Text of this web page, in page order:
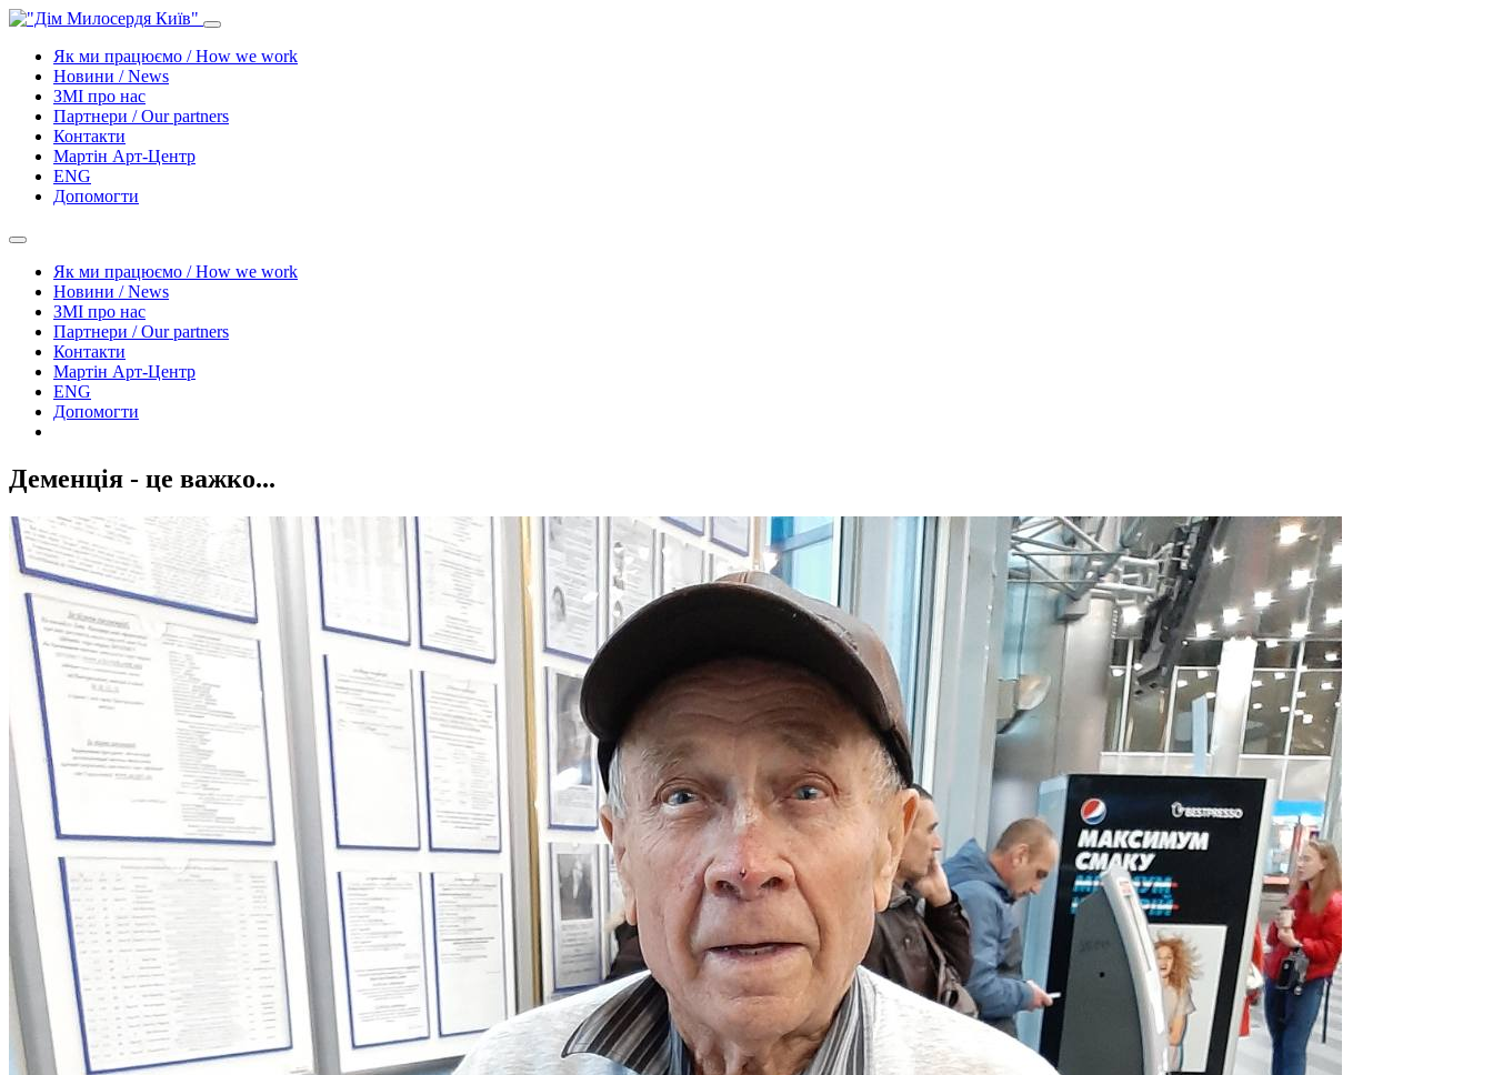
Як ми працюємо / How we work
Новини / News
ЗМІ про нас
Партнери / Our partners
Контакти
Mартін Арт-Центр
ENG
Допомогти
Як ми працюємо / How we work
Новини / News
ЗМІ про нас
Партнери / Our partners
Контакти
Mартін Арт-Центр
ENG
Допомогти
Деменція - це важко...